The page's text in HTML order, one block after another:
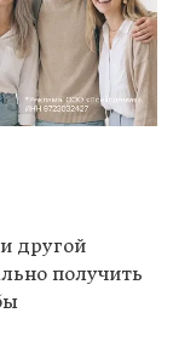
другой
получить